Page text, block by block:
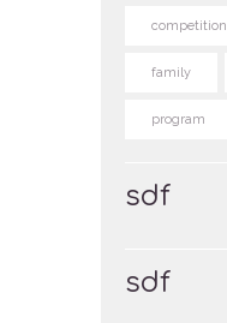
competition
family
program
sdf
sdf